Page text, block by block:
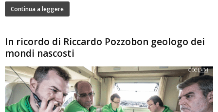
Continua a leggere
In ricordo di Riccardo Pozzobon geologo dei
mondi nascosti